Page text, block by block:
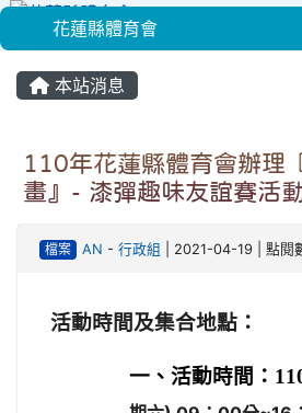
花蓮縣體育會
本站消息
110年花蓮縣體育會辦理
畫』- 漆彈趣味友誼賽活
檔案 AN - 行政組 | 2021-04-19 | 點閱
活動時間及集合地點：
一、活動時間：